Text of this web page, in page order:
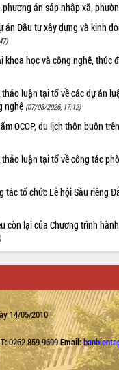
án sáp nhập xã,
án Đầu tư xây dựng và kinh
khoa học và công nghệ, thúc
luận tại tổ về các dự án
nghệ (07/08/2026, 17:12)
OCOP, du lịch thôn buôn
luận tại tổ về công tác
tác tổ chức Lễ hội Sầu riêng
còn lại của Chương trình
14/05/2010
0262.859.9699Email: